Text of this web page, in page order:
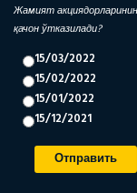
Жамият
қачон ўтказилади?
15/03/2022
15/02/2022
15/01/2022
15/12/2021